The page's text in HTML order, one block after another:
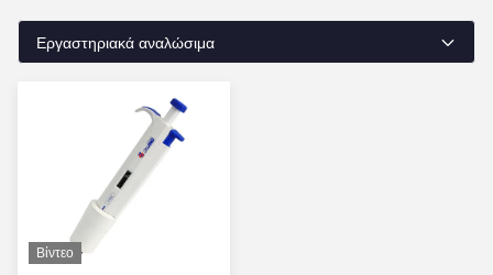
Εργαστηριακά αναλώσιμα
Βίντεο